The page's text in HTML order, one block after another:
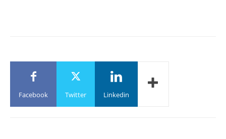
Facebook Twitter Linkedin